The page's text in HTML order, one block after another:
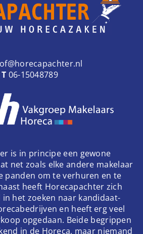
T 06-15048789
is in principe een gewone
net zoals elke andere makelaar
panden om te verhuren en te
heeft Horecapachter zich
in het zoeken naar kandidaat-
en heeft erg veel
opgedaan. Beide begrippen
in de Horeca, maar niemand